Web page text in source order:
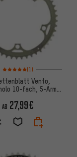
Bewertungen: 5 von 5
(1)
Vento,
10-fach, 5-Arm,
AB 27,99€